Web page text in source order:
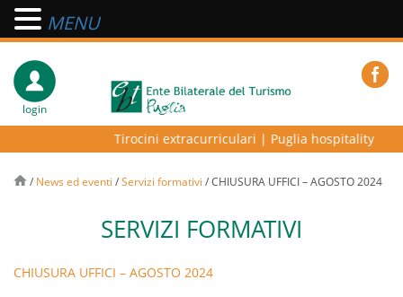
login
Tirocini extracurriculari| Puglia hospitality lab
/ News ed eventi /Servizi formativi /CHIUSURA UFFICI – AGOSTO 2024
SERVIZI FORMATIVI
CHIUSURA UFFICI – AGOSTO 2024
MENU